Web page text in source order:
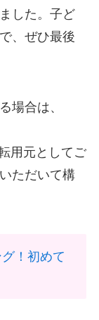
した。子ど
、ぜひ最後
場合は、
用元としてご
ただいて構
！初めて